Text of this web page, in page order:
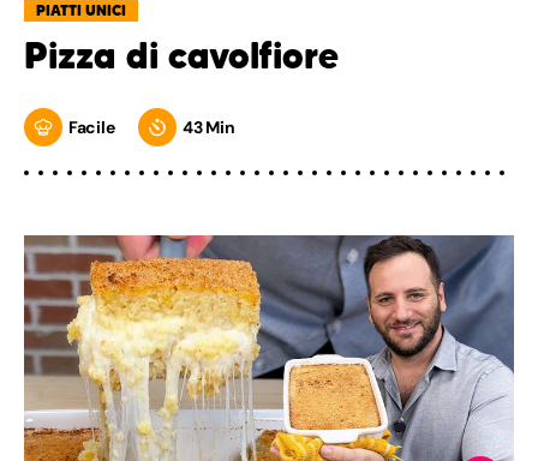
PIATTI UNICI
Pizza di cavolfiore
Facile 43 Min